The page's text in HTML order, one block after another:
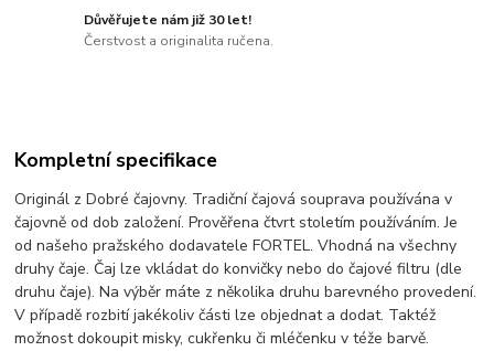
Důvěřujete nám již 30 let!
Čerstvost a originalita ručena.
Kompletní specifikace
Originál z Dobré čajovny. Tradiční čajová souprava používána v
čajovně od dob založení. Prověřena čtvrt stoletím používáním. Je
od našeho pražského dodavatele FORTEL. Vhodná na všechny
druhy čaje. Čaj lze vkládat do konvičky nebo do čajové filtru (dle
druhu čaje). Na výběr máte z několika druhu barevného provedení.
V případě rozbití jakékoliv části lze objednat a dodat. Taktéž
možnost dokoupit misky, cukřenku či mléčenku v téže barvě.